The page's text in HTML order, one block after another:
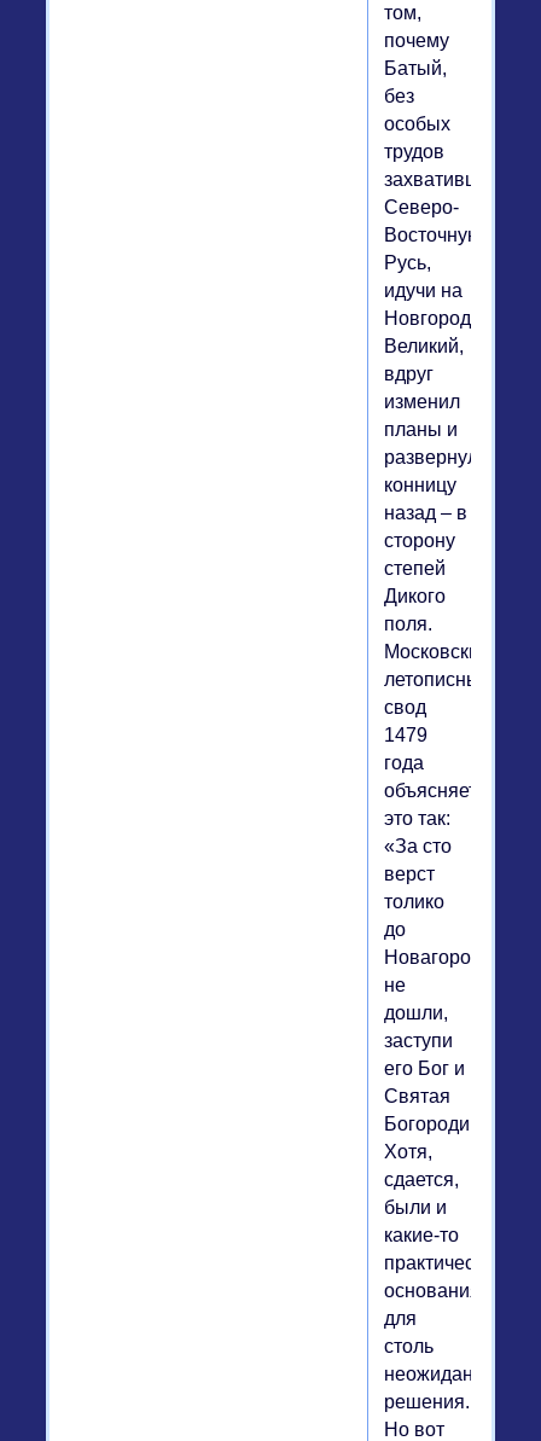
том,
почему
Батый,
без
особых
трудов
захвативший
Северо-
Восточную
Русь,
идучи на
Новгород
Великий,
вдруг
изменил
планы и
развернул
конницу
назад – в
сторону
степей
Дикого
поля.
Московский
летописный
свод
1479
года
объясняет
это так:
«За сто
верст
толико
до
Новагорода
не
дошли,
заступи
его Бог и
Святая
Богородица».
Хотя,
сдается,
были и
какие-то
практические
основания
для
столь
неожиданного
решения.
Но вот